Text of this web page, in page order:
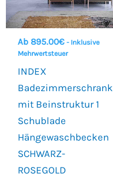
Ab 895.00€ - Inklusive
Mehrwertsteuer
INDEX
Badezimmerschrank
mit Beinstruktur 1
Schublade
Hängewaschbecken
SCHWARZ-
ROSEGOLD